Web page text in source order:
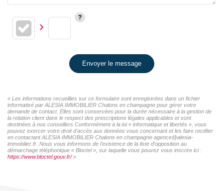
Envoyer le message
« Les informations recueillies sur ce formulaire sont enregistrées dans un fichier
informatisé par ALESIA IMMOBILIER Chalons en champagne pour gérer votre
demande de contact. Elles sont conservées pour la durée nécessaire à la gestion de
la relation client dans le respect des prescriptions légales applicables et sont
destinées à nos conseillers Conformément à la loi « informatique et libertés », vous
pouvez exercer votre droit d'accès aux données vous concernant et les faire rectifier
en contactant ALESIA IMMOBILIER Chalons en champagne agence@alesia-
immobilier.fr. Nous vous informons de l'existence de la liste d'opposition au
démarchage téléphonique « Bloctel », sur laquelle vous pouvez vous inscrire ici :
https://www.bloctel.gouv.fr/»